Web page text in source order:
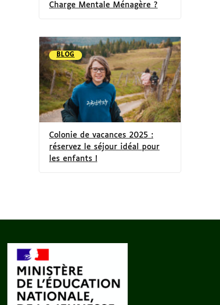
Charge Mentale Ménagère ?
BLOG
Colonie de vacances 2025 :
réservez le séjour idéal pour
les enfants !